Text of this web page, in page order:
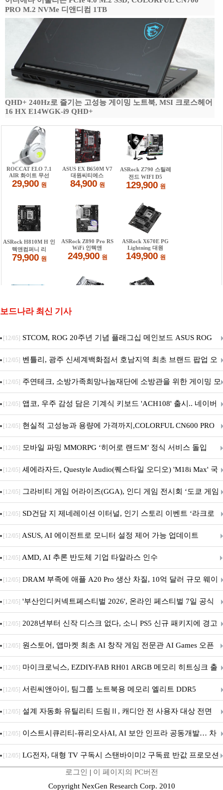
PRO M.2 NVMe 디앤디컴 1TB
QHD+ 240Hz로 즐기는 고성능 게이밍 노트북, MSI 크로스헤어
16 HX E14WGK-i9 QHD+
보드나라 최신 기사
[12/05] STCOM, ROG 20주년 기념 플래그십 메인보드 ASUS ROG
Crosshair X870E EDITION 20 국내 출시 예정
[12/05] 벤틀리, 광주 신세계백화점서 호남지역 최초 브랜드 팝업 오
픈
[12/05] 주연테크, 소방가족희망나눔재단에 소방관을 위한 게이밍 모
니터·스마트 펫 침대 기부
[12/05] 앱코, 우주 감성 담은 기계식 키보드 'ACH108' 출시.. 네이버
브랜드데이 기획전 진행
[12/05] 현실적 고성능과 용량에 가격까지,COLORFUL CN600 PRO
M.2 NVMe 디앤디컴 1TB
[12/05] 모바일 파밍 MMORPG ‘히어로 랜드M’ 정식 서비스 돌입
[12/05] 셰에라자드, Questyle Audio(퀘스타일 오디오) 'M18i Max' 국
내 정식 출시
[12/05] 그라비티 게임 어라이즈(GGA), 인디 게임 전시회 ‘도쿄 게임
던전 13’ 참가!
[12/05] SD건담 지 제네레이션 이터널, 인기 스토리 이벤트 ‘라크로
아의 용사’ 재개최 및 풍성한 기념 이벤트 실시!
[12/05] ASUS, AI 에이전트로 모니터 설정 제어 가능 업데이트
[12/05] AMD, AI 추론 반도체 기업 타알라스 인수
[12/05] DRAM 부족에 애플 A20 Pro 생산 차질, 10억 달러 규모 웨이
퍼 대기
[12/05] '부산인디커넥트페스티벌 2026', 온라인 페스티벌 7일 공식
개막... 22일간 진행
[12/05] 2028년부터 신작 디스크 없다, 소니 PS5 신규 패키지에 경고
문 추가
[12/05] 원스토어, 앱마켓 최초 AI 창작 게임 전문관 AI Games 오픈
[12/05] 마이크로닉스, EZDIY-FAB RH01 ARGB 메모리 히트싱크 출
시
[12/05] 서린씨앤아이, 팀그룹 노트북용 메모리 엘리트 DDR5
5600MHz 16GB 출시
[12/05] 설계 자동화 유틸리티 드림Ⅱ, 캐디안 전 사용자 대상 전면
무상 배포
[12/05] 이스트시큐리티-퓨리오사AI, AI 보안 인프라 공동개발… 차
세대 AI 보안 플랫폼 구축
[12/05] LG전자, 대형 TV 구독시 스탠바이미2 구독료 반값 프로모션
로그인 | 이 페이지의 PC버전
Copyright NexGen Research Corp. 2010